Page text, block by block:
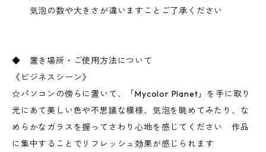
気泡の数や大きさが違いますことご了承ください
◆ 置き場所・ご使用方法について
《ビジネスシーン》
☆パソコンの傍らに置いて、「Mycolor Planet」を手に取り
光にあて美しい色や不思議な模様、気泡を眺めてみたり、な
めらかなガラスを握ってさわり心地を感じてください 作品
に集中することでリフレッシュ効果が感じられます